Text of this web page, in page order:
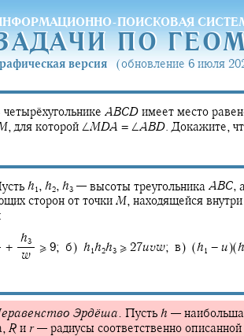
ПОИСКОВАЯ
ПО
ПО
версия (обновление 6 июля
ABCD имеет место
,для которой ∠MDA = ∠ABD. Докажите,
h 1 , h2, h3 — высоты треугольника ABC,
сторон от точки M, находящейся
+ ‍
h3
w
≥ 9; б) h 1h2h3 ≥ 27uvw; в) (h 1 − u)(h
Эрдёша. Пусть h —
R и r— радиусы соответственно